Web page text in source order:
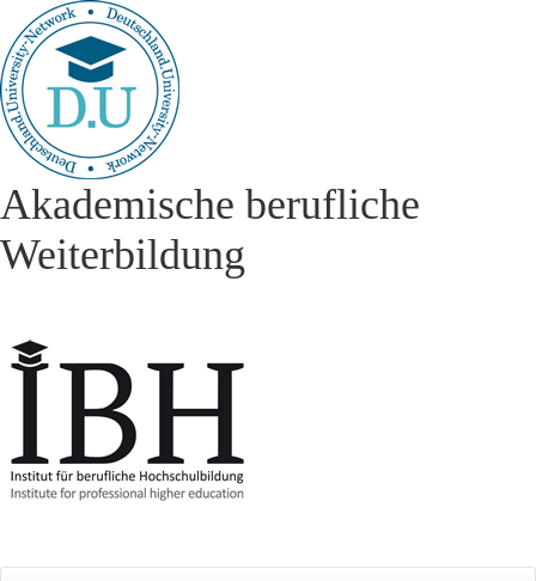
Akademische berufliche
Weiterbildung